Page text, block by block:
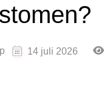
14 juli 2026